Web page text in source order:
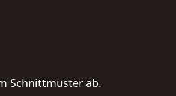
Schnittmuster ab.